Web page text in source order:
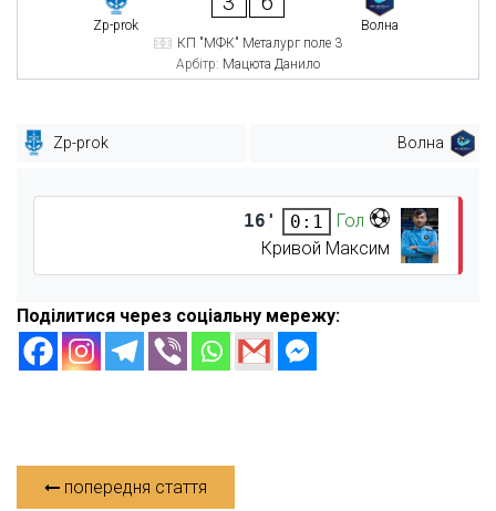
Zp-prok
Волна
КП "МФК" Металург поле 3
Арбітр: Мацюта Данило
Zp-prok Волна
16' 0:1
Гол
Кривой Максим
Поділитися через соціальну мережу:
попередня стаття